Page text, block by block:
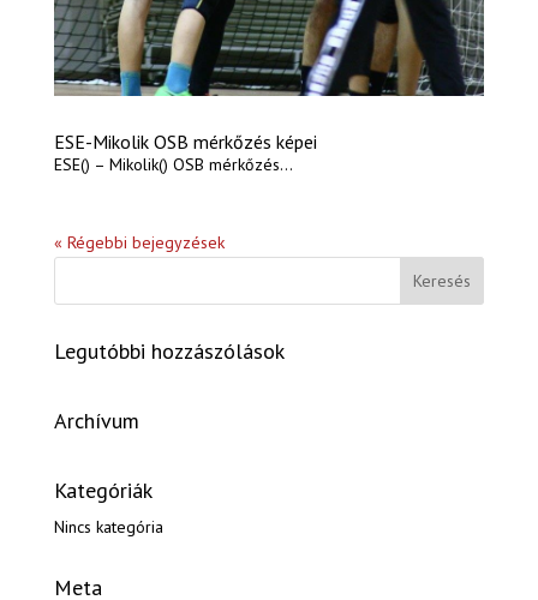
ESE-Mikolik OSB mérkőzés képei
ESE() – Mikolik() OSB mérkőzés...
« Régebbi bejegyzések
Legutóbbi hozzászólások
Archívum
Kategóriák
Nincs kategória
Meta